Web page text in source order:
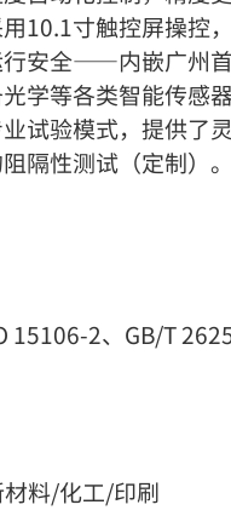
10.1寸触控屏操控
安全⸺内嵌广州首
等各类智能传感器
试验模式，提供了
隔性测试（定制）
15106-2、GB/T
料/化工/印刷